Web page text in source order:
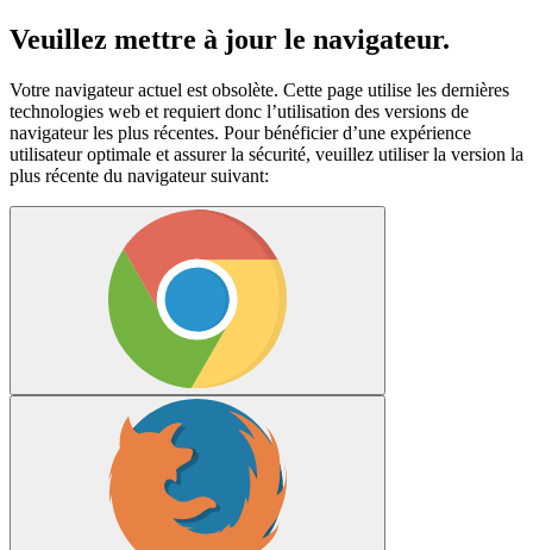
Veuillez mettre à jour le navigateur.
Votre navigateur actuel est obsolète. Cette page utilise les dernières
technologies web et requiert donc l’utilisation des versions de
navigateur les plus récentes. Pour bénéficier d’une expérience
utilisateur optimale et assurer la sécurité, veuillez utiliser la version la
plus récente du navigateur suivant: